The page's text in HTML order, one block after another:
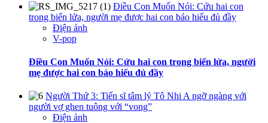
Điều Con Muốn Nói: Cứu hai con
trong biển lửa, người mẹ được hai con báo hiếu đủ đầy
Điện ảnh
V-pop
Điều Con Muốn Nói: Cứu hai con trong biển lửa, người
mẹ được hai con báo hiếu đủ đầy
Người Thứ 3: Tiến sĩ tâm lý Tô Nhi A ngỡ ngàng với
người vợ ghen tuông với “vong”
Điện ảnh